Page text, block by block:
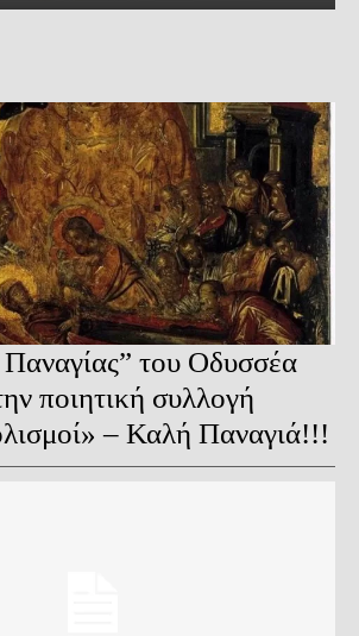
Παναγίας” του Οδυσσέα
ποιητική συλλογή
– Καλή Παναγιά!!!